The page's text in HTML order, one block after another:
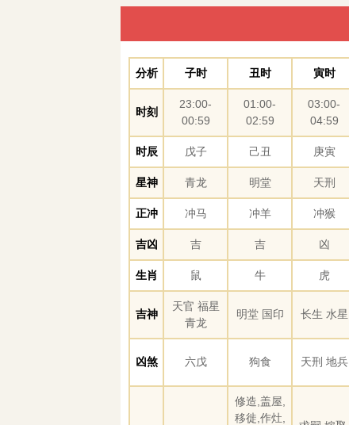
分析 子时 丑时 寅时
时刻
23:00-
00:59
01:00-
02:59
03:00-
04:59
时辰 戊子 己丑 庚寅
星神 青龙 明堂 天刑
正冲 冲马 冲羊 冲猴
吉凶 吉 吉 凶
生肖 鼠 牛 虎
吉神
天官 福星
青龙
明堂 国印 长生 水星
凶煞 六戊 狗食 天刑 地兵
修造,盖屋,
移徙,作灶,